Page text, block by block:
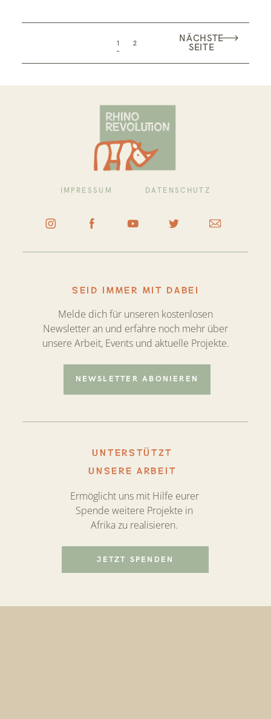
1 2 NÄCHSTE
SEITE
UNTERSTÜTZT
UNSERE ARBEIT
SEID IMMER MIT DABEI
Ermöglicht uns mit Hilfe eurer
Spende weitere Projekte in
Afrika zu realisieren.
Melde dich für unseren kostenlosen
Newsletter an und erfahre noch mehr über
unsere Arbeit, Events und aktuelle Projekte.
IMPRESSUM DATENSCHUTZ
NEWSLETTER ABONIEREN
JETZT SPENDEN